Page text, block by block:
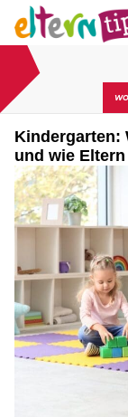
Kindergarten:
und wie